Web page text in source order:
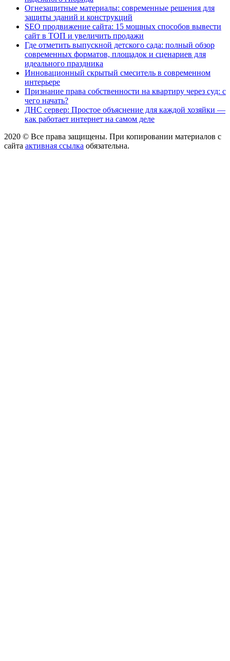
Огнезащитные материалы: современные решения для
защиты зданий и конструкций
SEO продвижение сайта: 15 мощных способов вывести
сайт в ТОП и увеличить продажи
Где отметить выпускной детского сада: полный обзор
современных форматов, площадок и сценариев для
идеального праздника
Инновационный скрытый смеситель в современном
интерьере
Признание права собственности на квартиру через суд: с
чего начать?
ДНС сервер: Простое объяснение для каждой хозяйки —
как работает интернет на самом деле
2020 © Все права защищены. При копировании материалов с
сайта активная ссылка обязательна.